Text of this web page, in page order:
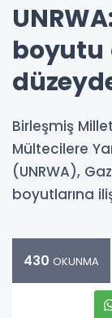
boyutu
Birleşmiş
Mültecilere
(UNRWA),
boyutlarına
430 OKUNMA